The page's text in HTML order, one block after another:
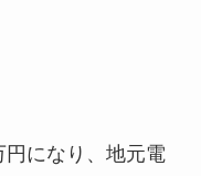
になり、地元電